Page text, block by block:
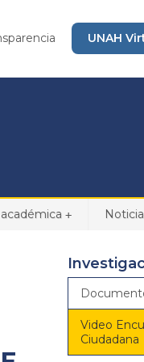
UNAH
+
Video
Ciudadana